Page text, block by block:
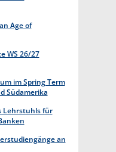
Age of
WS 26/27
im Spring Term
Südamerika
Lehrstuhls für
an